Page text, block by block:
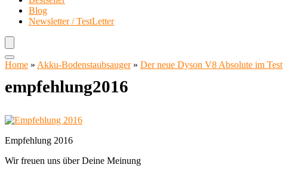
Blog
Newsletter / TestLetter
Home » Akku-Bodenstaubsauger» Der neue Dyson V8 Absolute im Test
empfehlung2016
Empfehlung 2016
Wir freuen uns über Deine Meinung